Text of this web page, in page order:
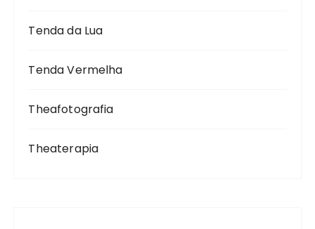
Tenda da Lua
Tenda Vermelha
Theafotografia
Theaterapia